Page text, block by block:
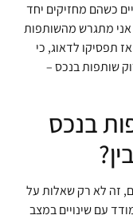
כשהם מחזיקים יחד
מתגרש מהשותפות
תפסיקו לדאוג, כי
שותפות בנכס –
בנכס
זה לא רק שאלות על
עם שינויים במצב